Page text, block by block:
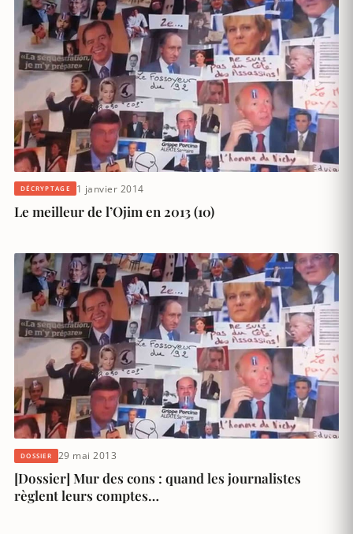
DÉCRYPTAGE 1 janvier 2014
Le meilleur de l’Ojim en 2013 (10)
DOSSIER 29 mai 2013
[Dossier] Mur des cons : quand les journalistes
règlent leurs comptes…